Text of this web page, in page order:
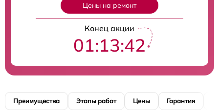
Цены на ремонт
Конец акции
01:13:41
Преимущества Этапы работ Цены Гарантия